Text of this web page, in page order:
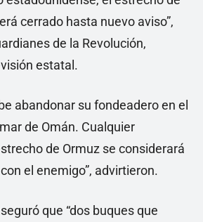
cerrado hasta nuevo aviso”,
de la Revolución,
estatal.
abandonar su fondeadero en el
de Omán. Cualquier
de Ormuz se considerará
el enemigo”, advirtieron.
que “dos buques que